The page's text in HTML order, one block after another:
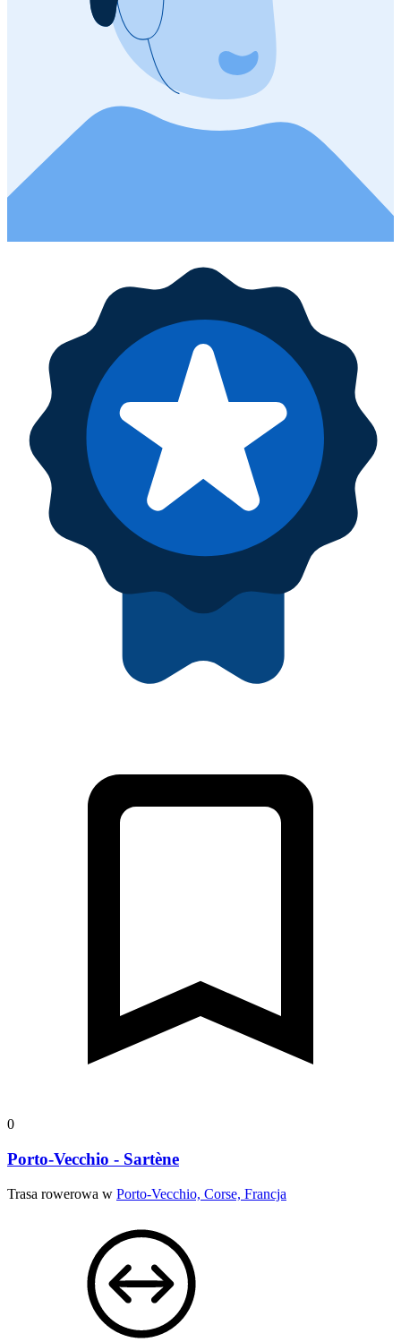
0
Porto-Vecchio - Sartène
Trasa rowerowa w Porto-Vecchio, Corse, Francja